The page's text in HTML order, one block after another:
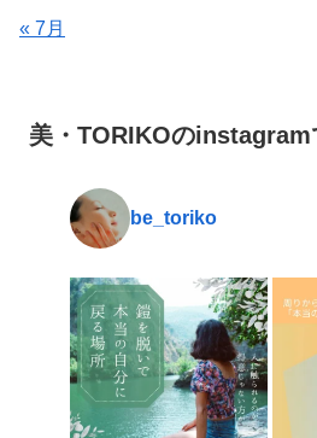
« 7月
美・TORIKOのinstagram
be_toriko